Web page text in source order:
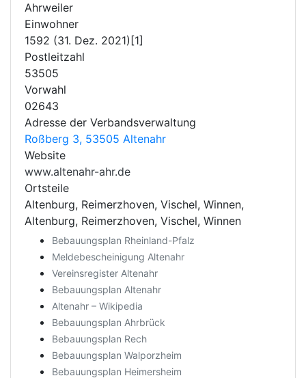
Ahrweiler
Einwohner
1592 (31. Dez. 2021)[1]
Postleitzahl
53505
Vorwahl
02643
Adresse der Verbandsverwaltung
Roßberg 3, 53505 Altenahr
Website
www.altenahr-ahr.de
Ortsteile
Altenburg, Reimerzhoven, Vischel, Winnen,
Altenburg, Reimerzhoven, Vischel, Winnen
Bebauungsplan Rheinland-Pfalz
Meldebescheinigung Altenahr
Vereinsregister Altenahr
Bebauungsplan Altenahr
Altenahr – Wikipedia
Bebauungsplan Ahrbrück
Bebauungsplan Rech
Bebauungsplan Walporzheim
Bebauungsplan Heimersheim